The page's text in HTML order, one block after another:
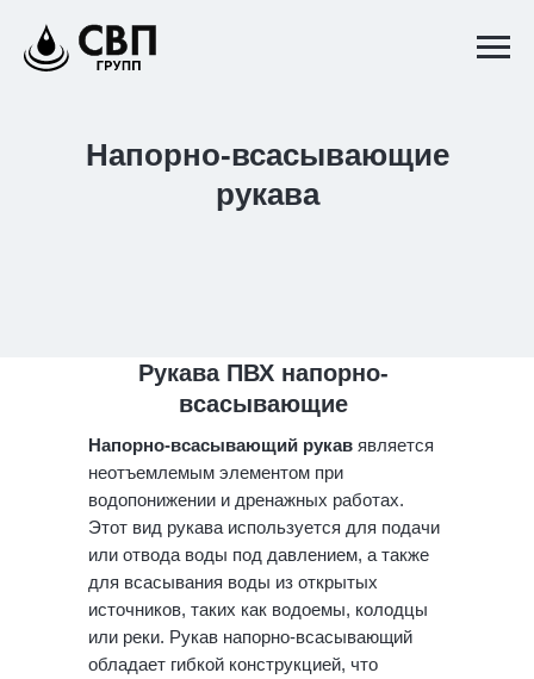
Напорно-всасывающие
рукава
Рукава ПВХ напорно-
всасывающие
Напорно-всасывающий рукав является
неотъемлемым элементом при
водопонижении и дренажных работах.
Этот вид рукава используется для подачи
или отвода воды под давлением, а также
для всасывания воды из открытых
источников, таких как водоемы, колодцы
или реки. Рукав напорно-всасывающий
обладает гибкой конструкцией, что